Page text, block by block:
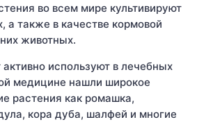
во всем мире культивируют
а также в качестве кормовой
животных.
используют в лечебных
медицине нашли широкое
растения как ромашка,
кора дуба, шалфей и многие